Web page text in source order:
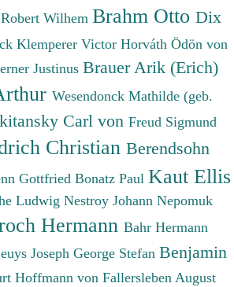
Wilhem Brahm Otto Dix
Klemperer Victor Horváth Ödön von
Justinus Brauer Arik (Erich)
Wesendonck Mathilde (geb.
Carl von Freud Sigmund
Christian Berendsohn
Gottfried Bonatz Paul Kaut Ellis
Ludwig Nestroy Johann Nepomuk
Hermann Bahr Hermann
Joseph George Stefan Benjamin
Hoffmann von Fallersleben August